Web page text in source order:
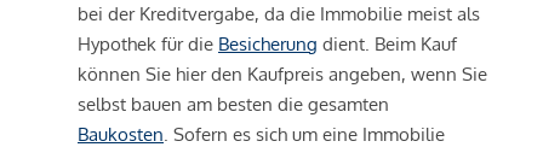
bei der Kreditvergabe, da die Immobilie meist als
Hypothek für die Besicherung dient. Beim Kauf
können Sie hier den Kaufpreis angeben, wenn Sie
selbst bauen am besten die gesamten
Baukosten . Sofern es sich um eine Immobilie